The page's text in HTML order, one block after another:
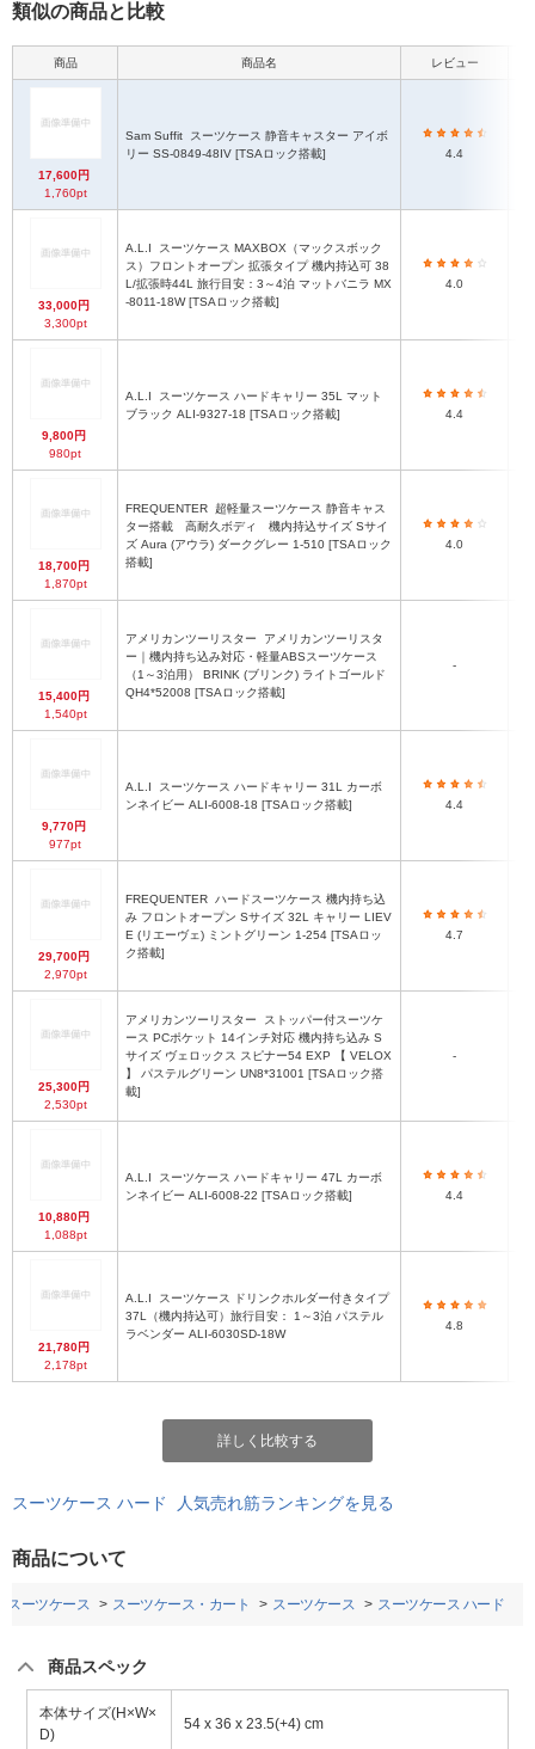
類似の商品と比較
商品 商品名 レビュー
17,600円
1,760pt
Sam Suffit
リー SS-0849-48IV [TSAロック搭載]
4.4
33,000円
3,300pt
A.L.I
ス）フロントオープン 拡張タイプ 機内持込可 38
L/拡張時44L 旅行目安：3～4泊 マットバニラ MX
-8011-18W [TSAロック搭載]
4.0
9,800円
980pt
A.L.I
ブラック ALI-9327-18 [TSAロック搭載]
4.4
18,700円
1,870pt
FREQUENTER
ター搭載 高耐久ボディ 機内持込サイズ Sサイ
ズ Aura (アウラ) ダークグレー 1-510 [TSAロック
搭載]
4.0
15,400円
1,540pt
アメリカンツーリスター
ー｜機内持ち込み対応・軽量ABSスーツケース
（1～3泊用） BRINK (ブリンク) ライトゴールド
QH4*52008 [TSAロック搭載]
-
9,770円
977pt
A.L.I
ンネイビー ALI-6008-18 [TSAロック搭載]
4.4
29,700円
2,970pt
FREQUENTER
み フロントオープン Sサイズ 32L キャリー LIEV
E (リエーヴェ) ミントグリーン 1-254 [TSAロッ
ク搭載]
4.7
25,300円
2,530pt
アメリカンツーリスター
ース PCポケット 14インチ対応 機内持ち込み S
サイズ ヴェロックス スピナー54 EXP 【 VELOX
】 パステルグリーン UN8*31001 [TSAロック搭
載]
-
10,880円
1,088pt
A.L.I
ンネイビー ALI-6008-22 [TSAロック搭載]
4.4
21,780円
2,178pt
A.L.I
37L（機内持込可）旅行目安： 1～3泊 パステル
ラベンダー ALI-6030SD-18W
4.8
詳しく比較する
スーツケース ハード 人気売れ筋ランキングを見る
商品について
スーツケース スーツケース・カート スーツケース スーツケース ハード
商品スペック
本体サイズ(H×W×
D)
54 x 36 x 23.5(+4) cm